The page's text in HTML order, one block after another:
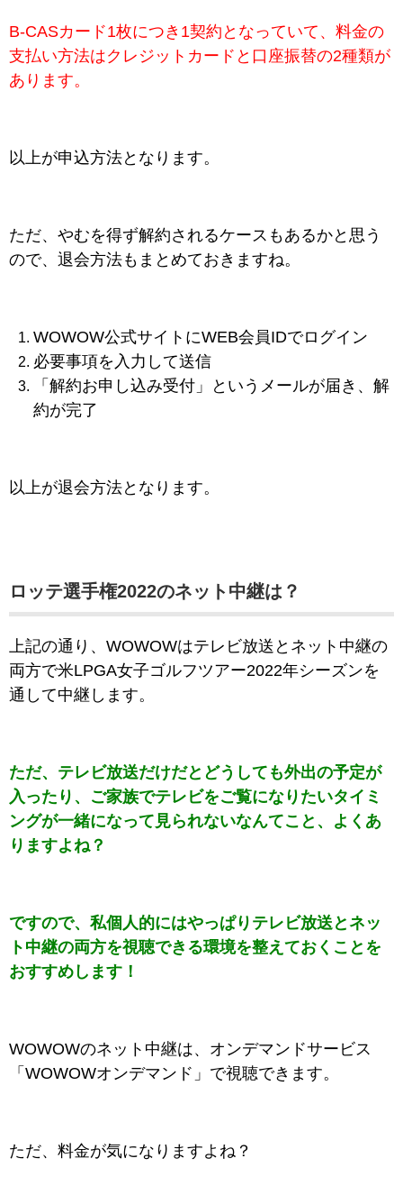
B‐CASカード1枚につき1契約となっていて、料金の
支払い方法はクレジットカードと口座振替の2種類が
あります。
以上が申込方法となります。
ただ、やむを得ず解約されるケースもあるかと思う
ので、退会方法もまとめておきますね。
WOWOW公式サイトにWEB会員IDでログイン
必要事項を入力して送信
「解約お申し込み受付」というメールが届き、解
約が完了
以上が退会方法となります。
ロッテ選手権2022のネット中継は？
上記の通り、WOWOWはテレビ放送とネット中継の
両方で米LPGA女子ゴルフツアー2022年シーズンを
通して中継します。
ただ、テレビ放送だけだとどうしても外出の予定が
入ったり、ご家族でテレビをご覧になりたいタイミ
ングが一緒になって見られないなんてこと、よくあ
りますよね？
ですので、私個人的にはやっぱりテレビ放送とネッ
ト中継の両方を視聴できる環境を整えておくことを
おすすめします！
WOWOWのネット中継は、オンデマンドサービス
「WOWOWオンデマンド」で視聴できます。
ただ、料金が気になりますよね？